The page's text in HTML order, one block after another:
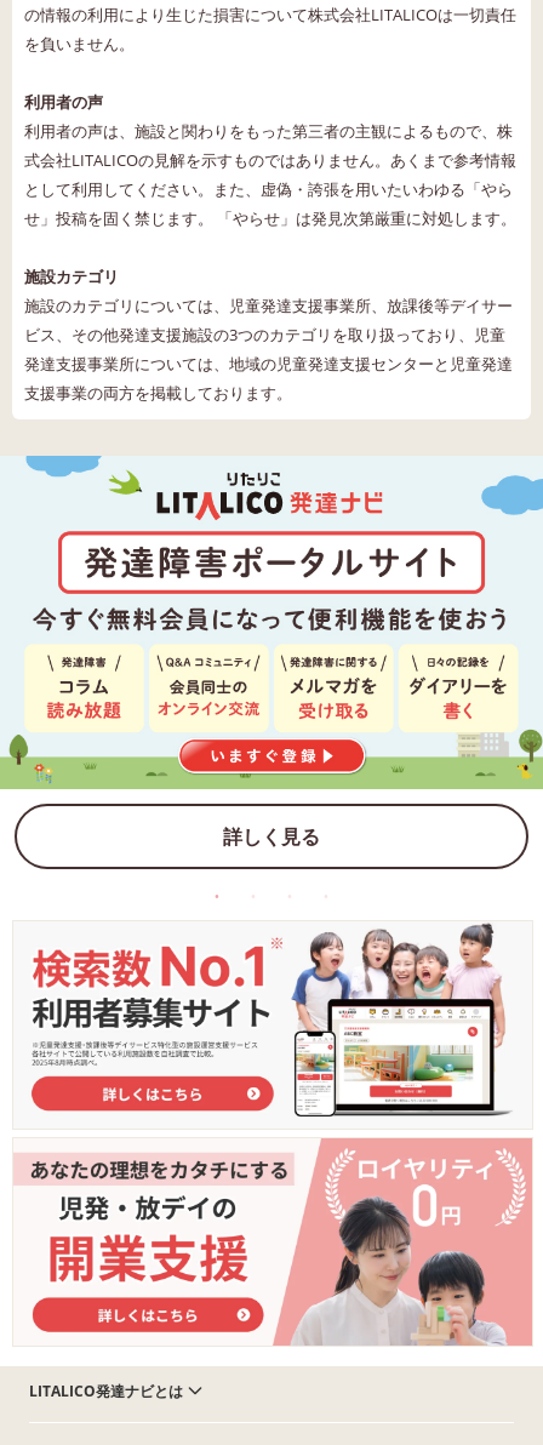
の情報の利用により生じた損害について株式会社LITALICOは一切責任
を負いません。
利用者の声
利用者の声は、施設と関わりをもった第三者の主観によるもので、株
式会社LITALICOの見解を示すものではありません。あくまで参考情報
として利用してください。また、虚偽・誇張を用いたいわゆる「やら
せ」投稿を固く禁じます。 「やらせ」は発見次第厳重に対処します。
施設カテゴリ
施設のカテゴリについては、児童発達支援事業所、放課後等デイサー
ビス、その他発達支援施設の3つのカテゴリを取り扱っており、児童
発達支援事業所については、地域の児童発達支援センターと児童発達
支援事業の両方を掲載しております。
詳しく見る
LITALICO発達ナビとは